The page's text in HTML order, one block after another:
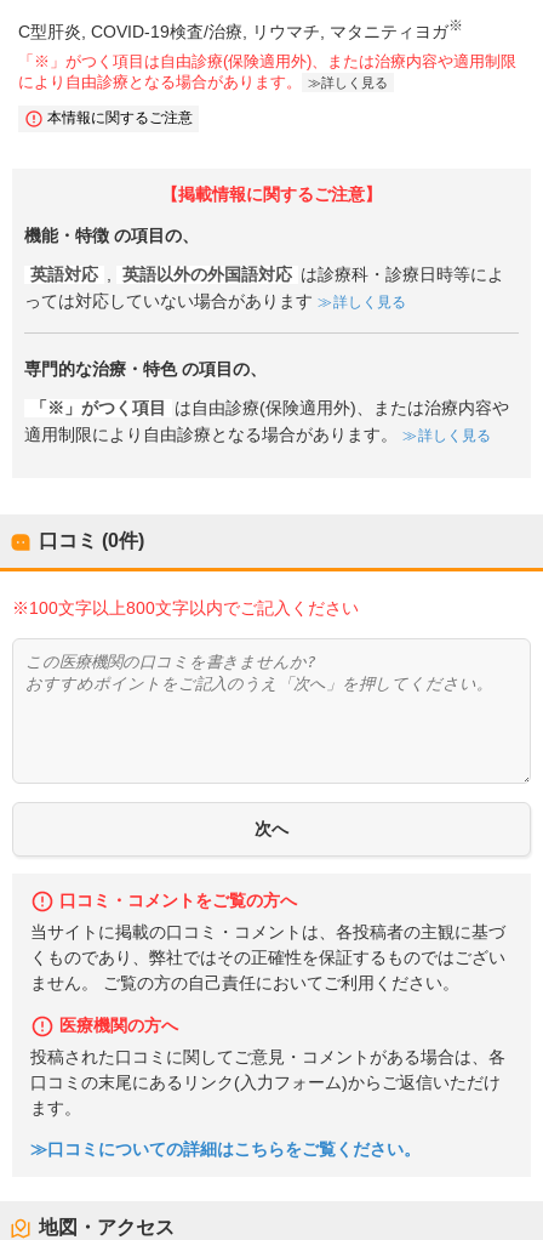
C型肝炎 COVID-19検査/治療 リウマチ マタニティヨガ※
「※」がつく項目は自由診療(保険適用外)、または治療内容や適用制限
により自由診療となる場合があります。
詳しく見る
本情報に関するご注意
【掲載情報に関するご注意】
機能・特徴 の項目の、
英語対応 , 英語以外の外国語対応 は診療科・診療日時等によ
っては対応していない場合があります
詳しく見る
専門的な治療・特色の項目の、
「※」がつく項目
は自由診療(保険適用外)、または治療内容や
適用制限により自由診療となる場合があります。
詳しく見る
口コミ (0件)
※100文字以上800文字以内でご記入ください
口コミ・コメントをご覧の方へ
当サイトに掲載の口コミ・コメントは、各投稿者の主観に基づ
くものであり、弊社ではその正確性を保証するものではござい
ません。 ご覧の方の自己責任においてご利用ください。
医療機関の方へ
投稿された口コミに関してご意見・コメントがある場合は、各
口コミの末尾にあるリンク(入力フォーム)からご返信いただけ
ます。
≫口コミについての詳細はこちらをご覧ください。
地図・アクセス